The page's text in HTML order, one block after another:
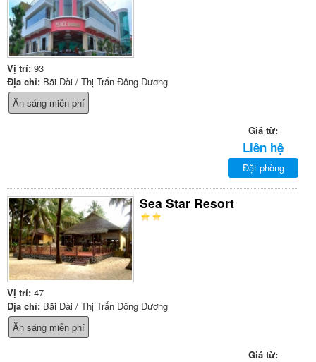
Vị trí: 93
Địa chỉ: Bãi Dài / Thị Trấn Đông Dương
Ăn sáng miễn phí
Giá từ:
Liên hệ
Đặt phòng
Sea Star Resort
Vị trí: 47
Địa chỉ: Bãi Dài / Thị Trấn Đông Dương
Ăn sáng miễn phí
Giá từ: